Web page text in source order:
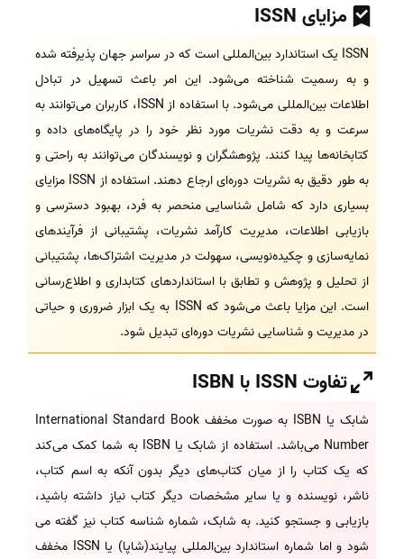
مزایای ISSN
ISSN یک استاندارد بین‌المللی است که در سراسر جهان پذیرفته شده
و به رسمیت شناخته می‌شود. این امر باعث تسهیل در تبادل
اطلاعات بین‌المللی می‌شود. با استفاده از ISSN، کاربران می‌توانند به
سرعت و به دقت نشریات مورد نظر خود را در پایگاه‌های داده و
کتابخانه‌ها پیدا کنند. پژوهشگران و نویسندگان می‌توانند به راحتی و
به طور دقیق به نشریات دوره‌ای ارجاع دهند. استفاده از ISSN مزایای
بسیاری دارد که شامل شناسایی منحصر به فرد، بهبود دسترسی و
بازیابی اطلاعات، مدیریت کارآمد نشریات، پشتیبانی از فرآیندهای
نمایه‌سازی و چکیده‌نویسی، سهولت در مدیریت اشتراک‌ها، پشتیبانی
از تحلیل و پژوهش و تطابق با استانداردهای کتابداری و اطلاع‌رسانی
است. این مزایا باعث می‌شود که ISSN به یک ابزار ضروری و حیاتی
در مدیریت و شناسایی نشریات دوره‌ای تبدیل شود.
تفاوت ISSN با ISBN
شابک یا ISBN به صورت مخفف International Standard Book
Number می‌باشد. استفاده از شابک یا ISBN به شما کمک می‌کند
که یک کتاب را از میان کتاب‌های دیگر بدون آنکه به اسم کتاب،
ناشر، نویسنده و یا سایر مشخصات دیگر کتاب نیاز داشته باشید،
بازیابی و جستجو کنید. به شابک، شماره شناسه کتاب نیز گفته می
شود و اما شماره استاندارد بین‌المللی پیایند(شاپا) یا ISSN مخفف